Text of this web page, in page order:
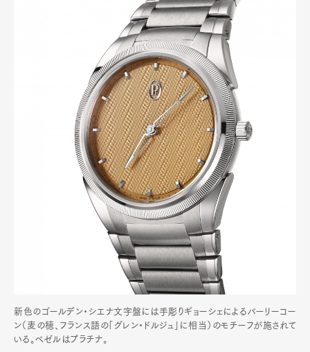
新色のゴールデン・シエナ文字盤には手彫りギョーシェによるバーリーコー
ン（麦の穂、フランス語の「グレン・ドルジュ」に相当）のモチーフが施されて
いる。ベゼルはプラチナ。